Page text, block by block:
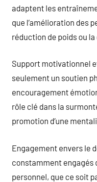
adaptent les
que l’amélioration des
réduction de poids ou
Support motivationnel
seulement un soutien
encouragement
rôle clé dans la
promotion d’une
Engagement envers le
constamment engagés
personnel, que ce soit